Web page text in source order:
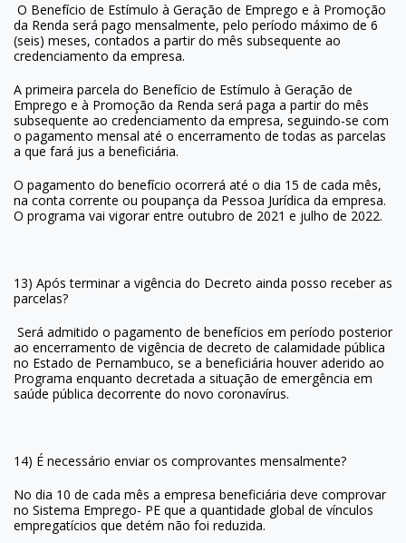
O Benefício de Estímulo à Geração de Emprego e à Promoção
da Renda será pago mensalmente, pelo período máximo de 6
(seis) meses, contados a partir do mês subsequente ao
credenciamento da empresa.
A primeira parcela do Benefício de Estímulo à Geração de
Emprego e à Promoção da Renda será paga a partir do mês
subsequente ao credenciamento da empresa, seguindo-se com
o pagamento mensal até o encerramento de todas as parcelas
a que fará jus a beneficiária.
O pagamento do benefício ocorrerá até o dia 15 de cada mês,
na conta corrente ou poupança da Pessoa Jurídica da empresa.
O programa vai vigorar entre outubro de 2021 e julho de 2022.
13) Após terminar a vigência do Decreto ainda posso receber as
parcelas?
Será admitido o pagamento de benefícios em período posterior
ao encerramento de vigência de decreto de calamidade pública
no Estado de Pernambuco, se a beneficiária houver aderido ao
Programa enquanto decretada a situação de emergência em
saúde pública decorrente do novo coronavírus.
14) É necessário enviar os comprovantes mensalmente?
No dia 10 de cada mês a empresa beneficiária deve comprovar
no Sistema Emprego- PE que a quantidade global de vínculos
empregatícios que detém não foi reduzida.